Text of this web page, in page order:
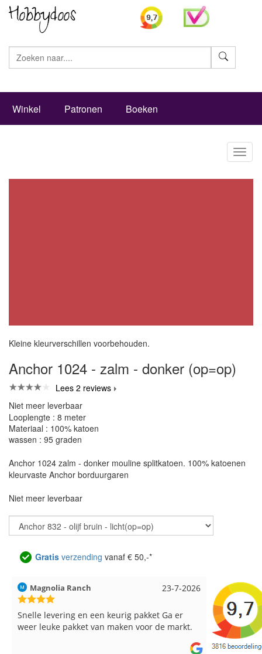
Winkel Patronen Boeken
Kleine kleurverschillen voorbehouden.
Anchor 1024 - zalm - donker (op=op)
Lees 2 reviews
Niet meer leverbaar
Looplengte : 8 meter
Materiaal : 100% katoen
wassen : 95 graden
Anchor 1024 zalm - donker mouline splitkatoen. 100% katoenen
kleurvaste Anchor borduurgaren
Niet meer leverbaar
Gratis verzending vanaf € 50,-*
23-7-2026
Magnolia Ranch
Snelle levering en een keurig pakket Ga er
weer leuke pakket van maken voor de markt.
Hilde uit
Reeds
de service.